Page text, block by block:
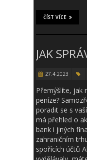
ČÍST VÍCE
JAK
27.4.2023
Přemýšlíte, jak
peníze?
poradit se s
má přehled o
bank i jiných
zahraničním
spořících účtů